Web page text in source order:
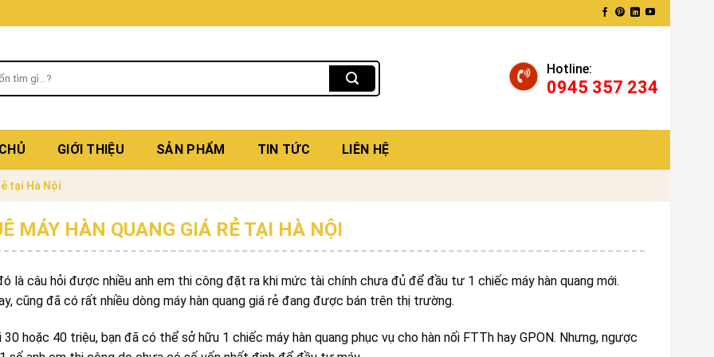
Hotline:
0945 357 234
GIỚI THIỆU SẢN PHẨM TIN TỨC LIÊN HỆ
tại Hà Nội
MÁY HÀN QUANG GIÁ RẺ TẠI HÀ NỘI
là câu hỏi được nhiều anh em thi công đặt ra khi mức tài chính chưa đủ để đầu tư 1 chiếc máy hàn quang mới.
cũng đã có rất nhiều dòng máy hàn quang giá rẻ đang được bán trên thị trường.
30 hoặc 40 triệu, bạn đã có thể sở hữu 1 chiếc máy hàn quang phục vụ cho hàn nối FTTh hay GPON. Nhưng, ngược